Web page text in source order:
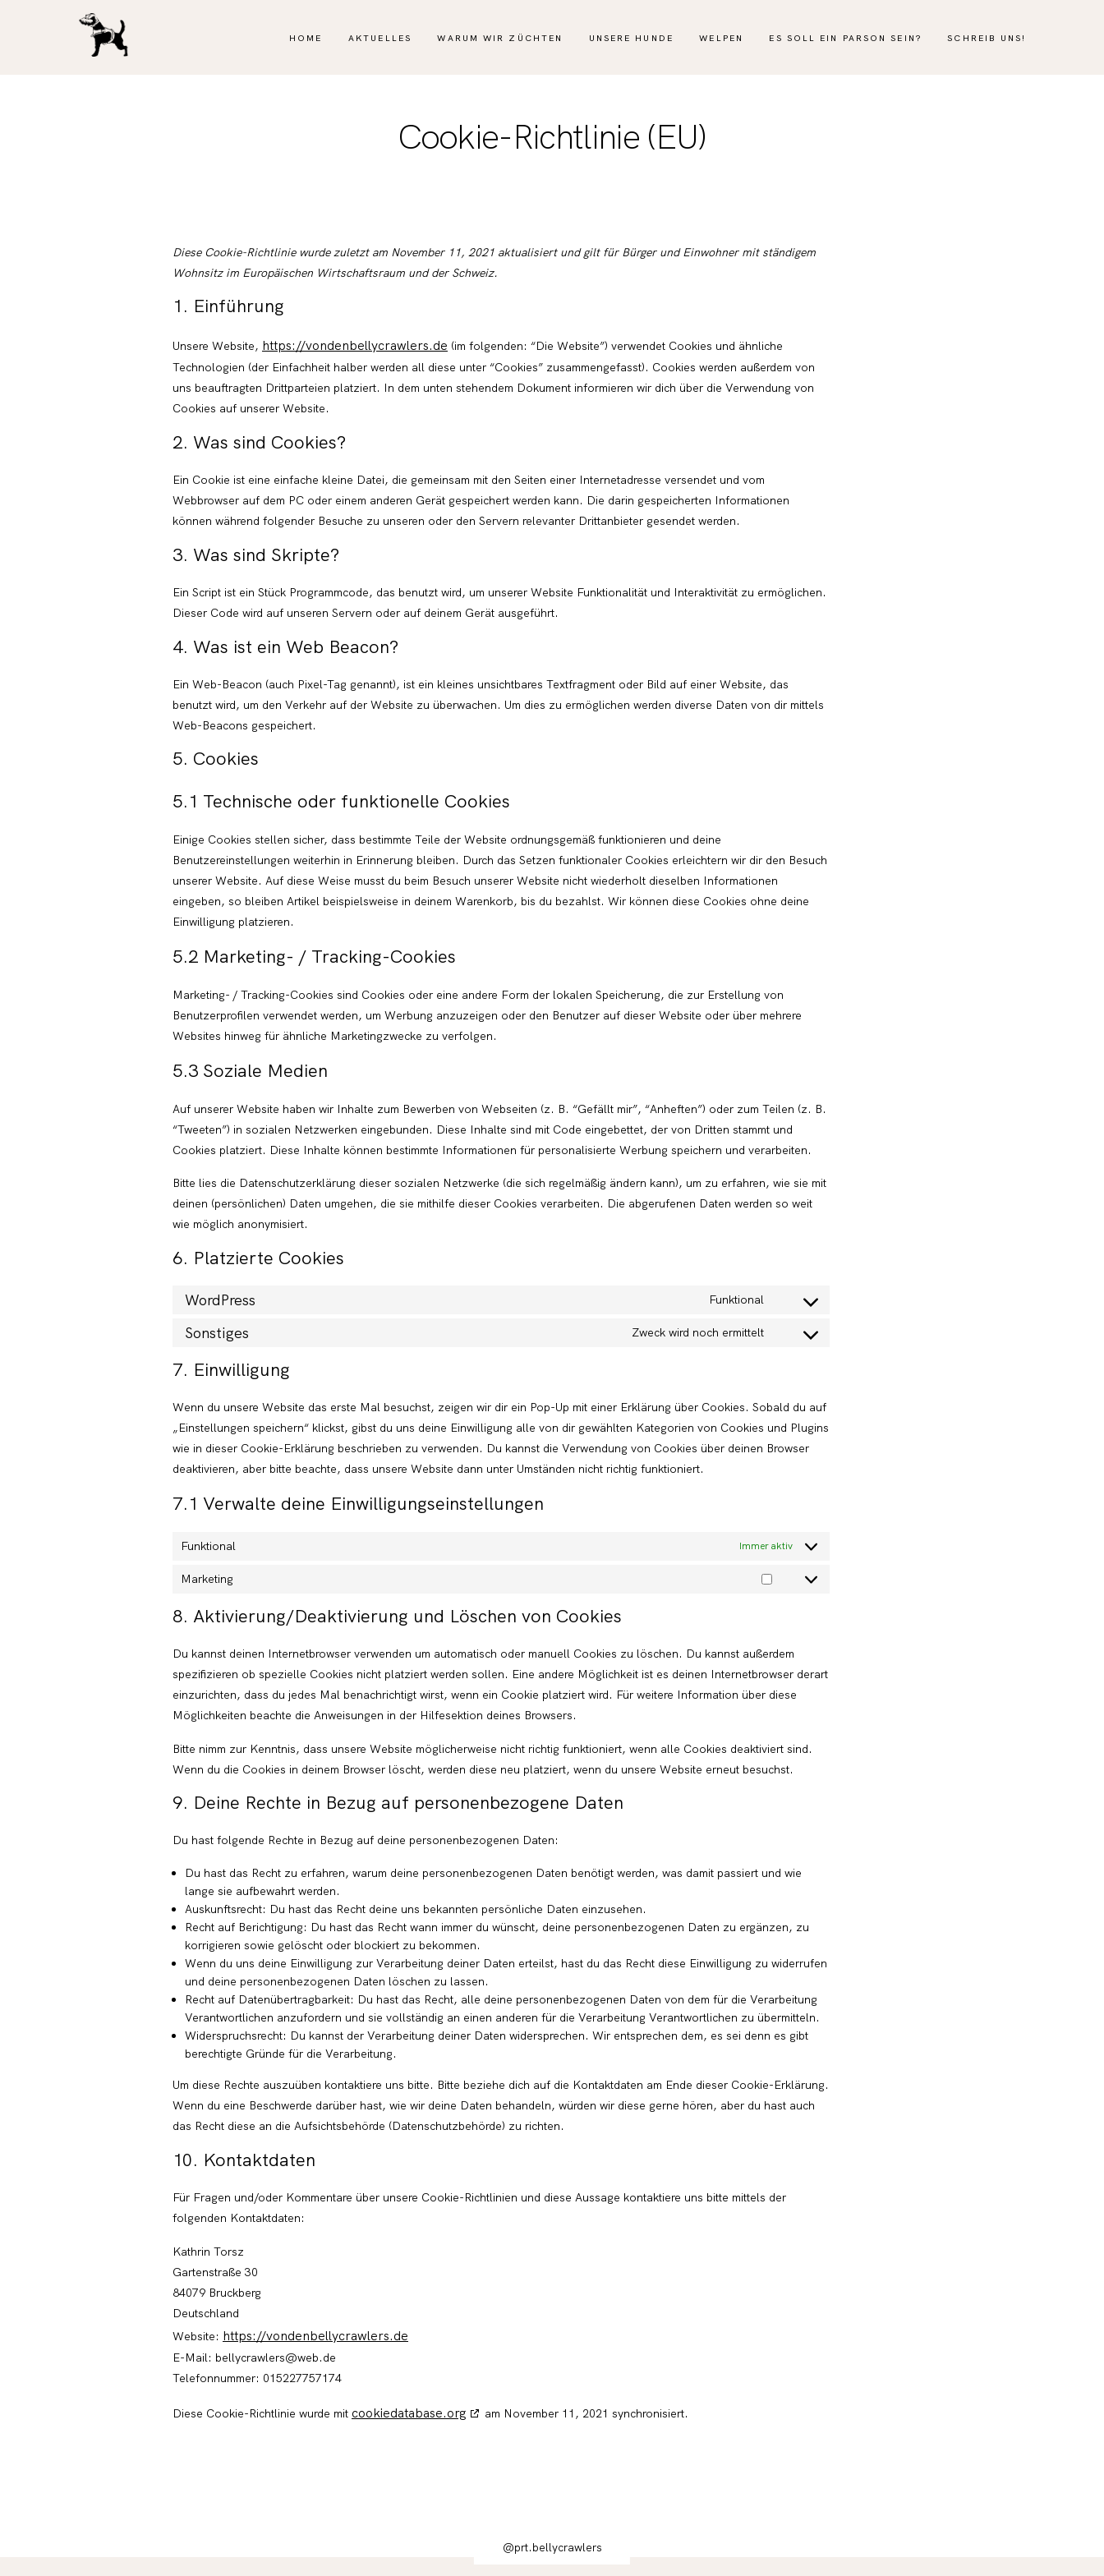
HOME AKTUELLES WARUM WIR ZÜCHTEN UNSERE HUNDE WELPEN ES SOLL EIN PARSON SEIN? SCHREIB UNS!
Cookie-Richtlinie (EU)
Diese Cookie-Richtlinie wurde zuletzt am November 11, 2021 aktualisiert und gilt für Bürger und Einwohner mit ständigem
Wohnsitz im Europäischen Wirtschaftsraum und der Schweiz.
1. Einführung
Unsere Website, https://vondenbellycrawlers.de (im folgenden: “Die Website”) verwendet Cookies und ähnliche
Technologien (der Einfachheit halber werden all diese unter “Cookies” zusammengefasst). Cookies werden außerdem von
uns beauftragten Drittparteien platziert. In dem unten stehendem Dokument informieren wir dich über die Verwendung von
Cookies auf unserer Website.
2. Was sind Cookies?
Ein Cookie ist eine einfache kleine Datei, die gemeinsam mit den Seiten einer Internetadresse versendet und vom
Webbrowser auf dem PC oder einem anderen Gerät gespeichert werden kann. Die darin gespeicherten Informationen
können während folgender Besuche zu unseren oder den Servern relevanter Drittanbieter gesendet werden.
3. Was sind Skripte?
Ein Script ist ein Stück Programmcode, das benutzt wird, um unserer Website Funktionalität und Interaktivität zu ermöglichen.
Dieser Code wird auf unseren Servern oder auf deinem Gerät ausgeführt.
4. Was ist ein Web Beacon?
Ein Web-Beacon (auch Pixel-Tag genannt), ist ein kleines unsichtbares Textfragment oder Bild auf einer Website, das
benutzt wird, um den Verkehr auf der Website zu überwachen. Um dies zu ermöglichen werden diverse Daten von dir mittels
Web-Beacons gespeichert.
5. Cookies
5.1 Technische oder funktionelle Cookies
Einige Cookies stellen sicher, dass bestimmte Teile der Website ordnungsgemäß funktionieren und deine
Benutzereinstellungen weiterhin in Erinnerung bleiben. Durch das Setzen funktionaler Cookies erleichtern wir dir den Besuch
unserer Website. Auf diese Weise musst du beim Besuch unserer Website nicht wiederholt dieselben Informationen
eingeben, so bleiben Artikel beispielsweise in deinem Warenkorb, bis du bezahlst. Wir können diese Cookies ohne deine
Einwilligung platzieren.
5.2 Marketing- / Tracking-Cookies
Marketing- / Tracking-Cookies sind Cookies oder eine andere Form der lokalen Speicherung, die zur Erstellung von
Benutzerprofilen verwendet werden, um Werbung anzuzeigen oder den Benutzer auf dieser Website oder über mehrere
Websites hinweg für ähnliche Marketingzwecke zu verfolgen.
5.3 Soziale Medien
Auf unserer Website haben wir Inhalte zum Bewerben von Webseiten (z. B. “Gefällt mir”, “Anheften”) oder zum Teilen (z. B.
“Tweeten”) in sozialen Netzwerken eingebunden. Diese Inhalte sind mit Code eingebettet, der von Dritten stammt und
Cookies platziert. Diese Inhalte können bestimmte Informationen für personalisierte Werbung speichern und verarbeiten.
Bitte lies die Datenschutzerklärung dieser sozialen Netzwerke (die sich regelmäßig ändern kann), um zu erfahren, wie sie mit
deinen (persönlichen) Daten umgehen, die sie mithilfe dieser Cookies verarbeiten. Die abgerufenen Daten werden so weit
wie möglich anonymisiert.
6. Platzierte Cookies
WordPress Funktional
Consent
Sonstiges Zweck wird noch ermittelt
Consent
sonstiges
7. Einwilligung
Wenn du unsere Website das erste Mal besuchst, zeigen wir dir ein Pop-Up mit einer Erklärung über Cookies. Sobald du auf
„Einstellungen speichern“ klickst, gibst du uns deine Einwilligung alle von dir gewählten Kategorien von Cookies und Plugins
wie in dieser Cookie-Erklärung beschrieben zu verwenden. Du kannst die Verwendung von Cookies über deinen Browser
deaktivieren, aber bitte beachte, dass unsere Website dann unter Umständen nicht richtig funktioniert.
7.1 Verwalte deine Einwilligungseinstellungen
Funktional Immer aktiv
Marketing
8. Aktivierung/Deaktivierung und Löschen von Cookies
Du kannst deinen Internetbrowser verwenden um automatisch oder manuell Cookies zu löschen. Du kannst außerdem
spezifizieren ob spezielle Cookies nicht platziert werden sollen. Eine andere Möglichkeit ist es deinen Internetbrowser derart
einzurichten, dass du jedes Mal benachrichtigt wirst, wenn ein Cookie platziert wird. Für weitere Information über diese
Möglichkeiten beachte die Anweisungen in der Hilfesektion deines Browsers.
Bitte nimm zur Kenntnis, dass unsere Website möglicherweise nicht richtig funktioniert, wenn alle Cookies deaktiviert sind.
Wenn du die Cookies in deinem Browser löscht, werden diese neu platziert, wenn du unsere Website erneut besuchst.
9. Deine Rechte in Bezug auf personenbezogene Daten
Du hast folgende Rechte in Bezug auf deine personenbezogenen Daten:
Du hast das Recht zu erfahren, warum deine personenbezogenen Daten benötigt werden, was damit passiert und wie
lange sie aufbewahrt werden.
Auskunftsrecht: Du hast das Recht deine uns bekannten persönliche Daten einzusehen.
Recht auf Berichtigung: Du hast das Recht wann immer du wünscht, deine personenbezogenen Daten zu ergänzen, zu
korrigieren sowie gelöscht oder blockiert zu bekommen.
Wenn du uns deine Einwilligung zur Verarbeitung deiner Daten erteilst, hast du das Recht diese Einwilligung zu widerrufen
und deine personenbezogenen Daten löschen zu lassen.
Recht auf Datenübertragbarkeit: Du hast das Recht, alle deine personenbezogenen Daten von dem für die Verarbeitung
Verantwortlichen anzufordern und sie vollständig an einen anderen für die Verarbeitung Verantwortlichen zu übermitteln.
Widerspruchsrecht: Du kannst der Verarbeitung deiner Daten widersprechen. Wir entsprechen dem, es sei denn es gibt
berechtigte Gründe für die Verarbeitung.
Um diese Rechte auszuüben kontaktiere uns bitte. Bitte beziehe dich auf die Kontaktdaten am Ende dieser Cookie-Erklärung.
Wenn du eine Beschwerde darüber hast, wie wir deine Daten behandeln, würden wir diese gerne hören, aber du hast auch
das Recht diese an die Aufsichtsbehörde (Datenschutzbehörde) zu richten.
10. Kontaktdaten
Für Fragen und/oder Kommentare über unsere Cookie-Richtlinien und diese Aussage kontaktiere uns bitte mittels der
folgenden Kontaktdaten:
Kathrin Torsz
Gartenstraße 30
84079 Bruckberg
Deutschland
Website: https://vondenbellycrawlers.de
E-Mail: bellycrawlers@web.de
Telefonnummer: 015227757174
Diese Cookie-Richtlinie wurde mit cookiedatabase.org am November 11, 2021 synchronisiert.
@prt.bellycrawlers